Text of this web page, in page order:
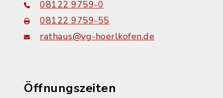
08122 9759-0
08122 9759-55
rathaus@vg-hoerlkofen.de
Öffnungszeiten